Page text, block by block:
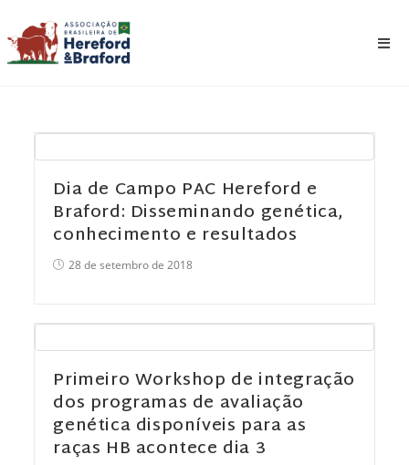
Dia de Campo PAC Hereford e
Braford: Disseminando genética,
conhecimento e resultados
28 de setembro de 2018
Primeiro Workshop de integração
dos programas de avaliação
genética disponíveis para as
raças HB acontece dia 3